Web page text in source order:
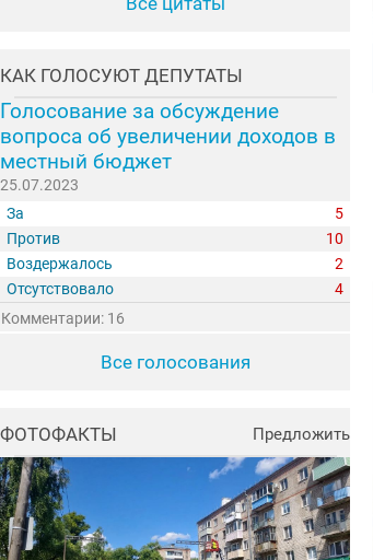
КАК ГОЛОСУЮТ ДЕПУТАТЫ
Голосование за обсуждение
вопроса об увеличении доходов в
местный бюджет
25.07.2023
За
5
Против
10
Воздержалось
2
Отсутствовало
4
Комментарии: 16
Все голосования
ФОТОФАКТЫ Предложить